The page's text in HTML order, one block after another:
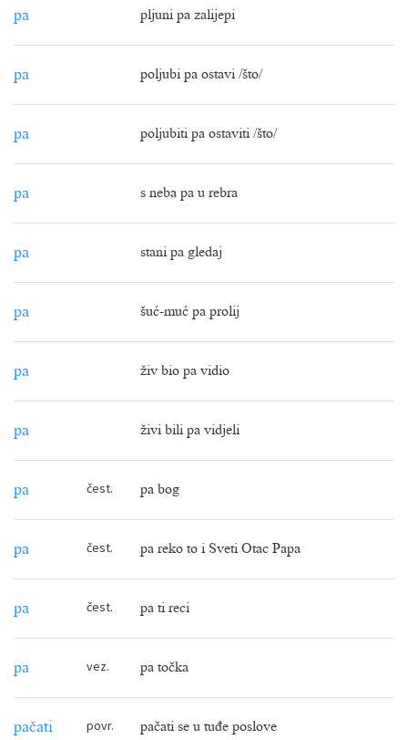
pa pljuni pa zalijepi
pa poljubi pa ostavi /što/
pa poljubiti pa ostaviti /što/
pa s neba pa u rebra
pa stani pa gledaj
pa šuć-muć pa prolij
pa živ bio pa vidio
pa živi bili pa vidjeli
pa čest. pa bog
pa čest. pa reko to i Sveti Otac Papa
pa čest. pa ti reci
pa vez. pa točka
pačati povr. pačati se u tuđe poslove